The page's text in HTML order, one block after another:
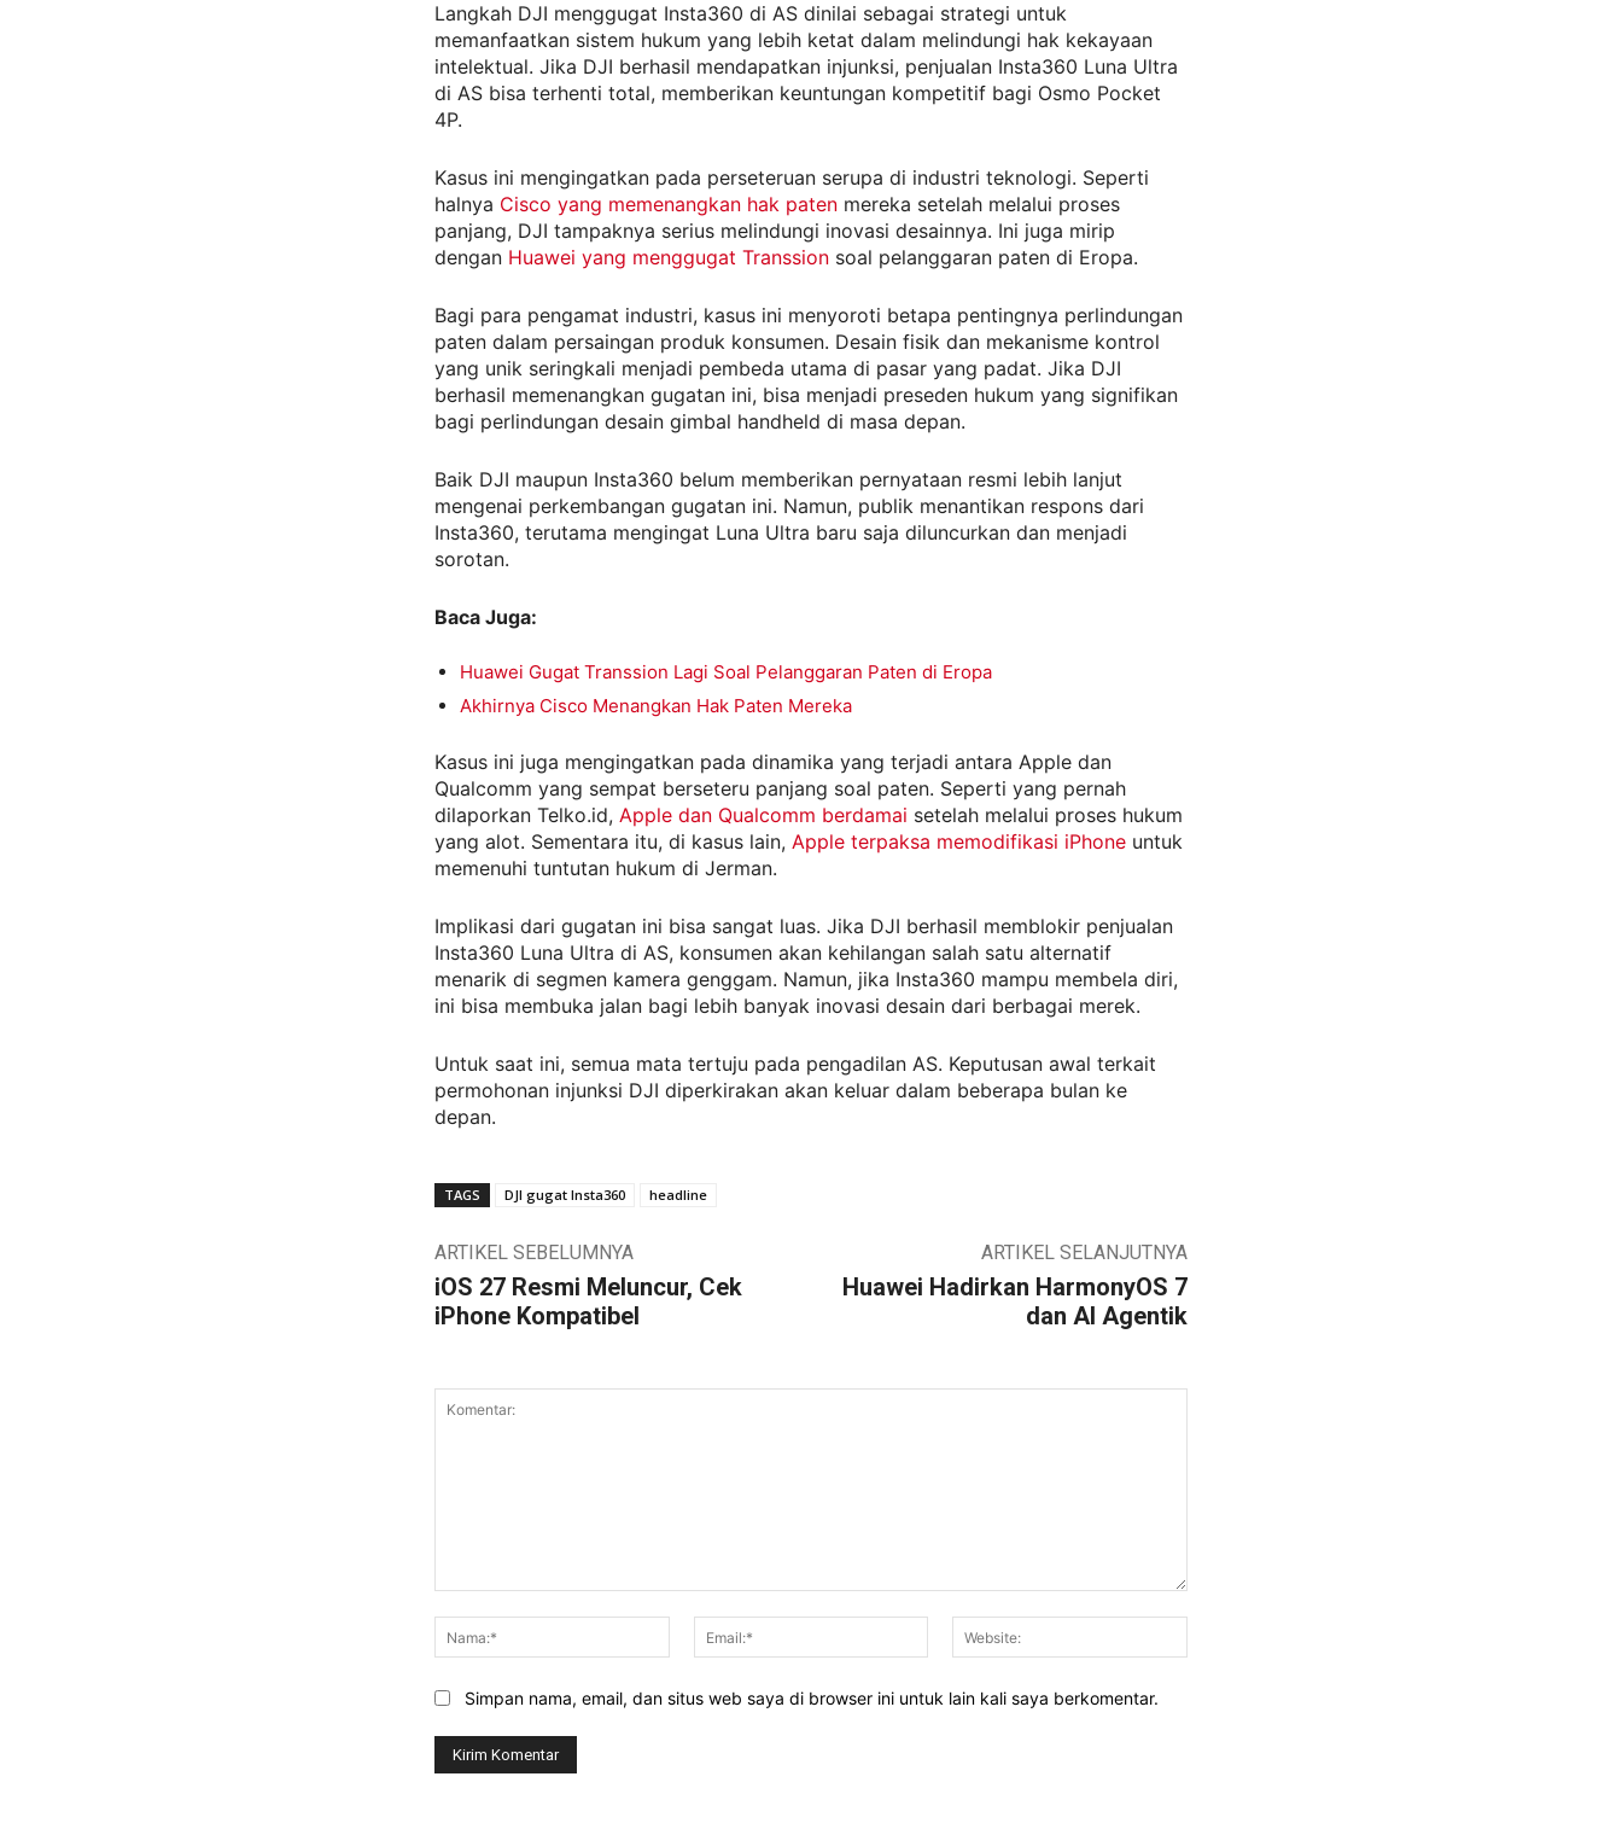
Langkah DJI menggugat Insta360 di AS dinilai sebagai strategi untuk
memanfaatkan sistem hukum yang lebih ketat dalam melindungi hak kekayaan
intelektual. Jika DJI berhasil mendapatkan injunksi, penjualan Insta360 Luna Ultra
di AS bisa terhenti total, memberikan keuntungan kompetitif bagi Osmo Pocket
4P.
Kasus ini mengingatkan pada perseteruan serupa di industri teknologi. Seperti
halnya Cisco yang memenangkan hak paten mereka setelah melalui proses
panjang, DJI tampaknya serius melindungi inovasi desainnya. Ini juga mirip
dengan Huawei yang menggugat Transsion soal pelanggaran paten di Eropa.
Bagi para pengamat industri, kasus ini menyoroti betapa pentingnya perlindungan
paten dalam persaingan produk konsumen. Desain fisik dan mekanisme kontrol
yang unik seringkali menjadi pembeda utama di pasar yang padat. Jika DJI
berhasil memenangkan gugatan ini, bisa menjadi preseden hukum yang signifikan
bagi perlindungan desain gimbal handheld di masa depan.
Baik DJI maupun Insta360 belum memberikan pernyataan resmi lebih lanjut
mengenai perkembangan gugatan ini. Namun, publik menantikan respons dari
Insta360, terutama mengingat Luna Ultra baru saja diluncurkan dan menjadi
sorotan.
Baca Juga:
Huawei Gugat Transsion Lagi Soal Pelanggaran Paten di Eropa
Akhirnya Cisco Menangkan Hak Paten Mereka
Kasus ini juga mengingatkan pada dinamika yang terjadi antara Apple dan
Qualcomm yang sempat berseteru panjang soal paten. Seperti yang pernah
dilaporkan Telko.id, Apple dan Qualcomm berdamai setelah melalui proses hukum
yang alot. Sementara itu, di kasus lain, Apple terpaksa memodifikasi iPhone untuk
memenuhi tuntutan hukum di Jerman.
Implikasi dari gugatan ini bisa sangat luas. Jika DJI berhasil memblokir penjualan
Insta360 Luna Ultra di AS, konsumen akan kehilangan salah satu alternatif
menarik di segmen kamera genggam. Namun, jika Insta360 mampu membela diri,
ini bisa membuka jalan bagi lebih banyak inovasi desain dari berbagai merek.
Untuk saat ini, semua mata tertuju pada pengadilan AS. Keputusan awal terkait
permohonan injunksi DJI diperkirakan akan keluar dalam beberapa bulan ke
depan.
TAGS DJI gugat Insta360 headline
ARTIKEL SEBELUMNYA
iOS 27 Resmi Meluncur, Cek
iPhone Kompatibel
ARTIKEL SELANJUTNYA
Huawei Hadirkan HarmonyOS 7
dan AI Agentik
Nama:*
Email:*
Simpan nama, email, dan situs web saya di browser ini untuk lain kali saya berkomentar.